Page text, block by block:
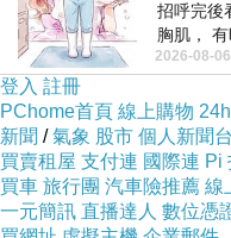
招呼完後
胸肌，
視線不對
2026-08-06
登入 註冊
PChome首頁 線上購物
新聞 /氣象 股市 個人新聞台
買賣租屋 支付連 國際連 Pi
買車 旅行團 汽車險推薦 線
一元簡訊 直播達人 數位憑